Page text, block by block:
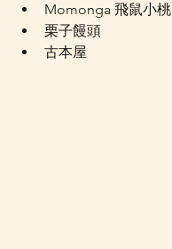
Momonga 飛鼠小桃
栗子饅頭
古本屋